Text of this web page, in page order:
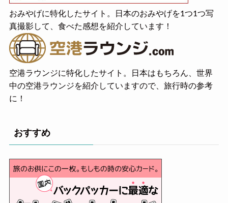
おみやげに特化したサイト。日本のおみやげを1つ1つ写
真撮影して、食べた感想を紹介しています！
空港ラウンジに特化したサイト。日本はもちろん、世界
中の空港ラウンジを紹介していますので、旅行時の参考
に！
おすすめ